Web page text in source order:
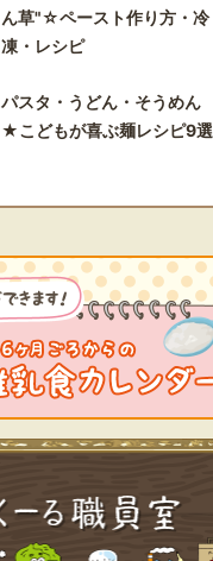
ん草"☆ペースト作り方・冷
凍・レシピ
パスタ・うどん・そうめん
★こどもが喜ぶ麺レシピ9選